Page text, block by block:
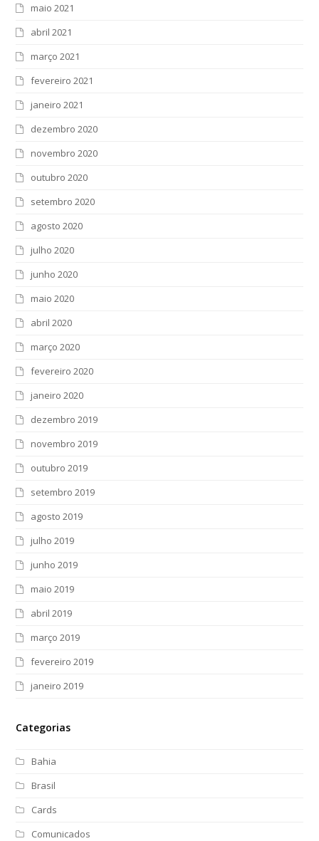
maio 2021
abril 2021
março 2021
fevereiro 2021
janeiro 2021
dezembro 2020
novembro 2020
outubro 2020
setembro 2020
agosto 2020
julho 2020
junho 2020
maio 2020
abril 2020
março 2020
fevereiro 2020
janeiro 2020
dezembro 2019
novembro 2019
outubro 2019
setembro 2019
agosto 2019
julho 2019
junho 2019
maio 2019
abril 2019
março 2019
fevereiro 2019
janeiro 2019
Categorias
Bahia
Brasil
Cards
Comunicados